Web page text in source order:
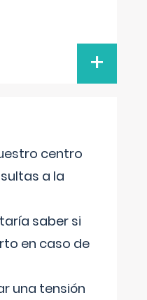
+
centro
a la
saber si
en caso de
una tensión